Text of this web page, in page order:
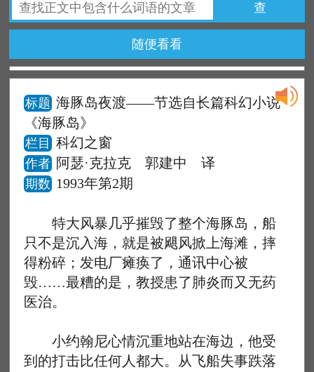
查
随便看看
标题 海豚岛夜渡——节选自长篇科幻小说
《海豚岛》
栏目 科幻之窗
作者 阿瑟·克拉克 郭建中 译
期数 1993年第2期
特大风暴几乎摧毁了整个海豚岛，船
只不是沉入海，就是被飓风掀上海滩，摔
得粉碎；发电厂瘫痪了，通讯中心被
毁……最糟的是，教授患了肺炎而又无药
医治。
小约翰尼心情沉重地站在海边，他受
到的打击比任何人都大。从飞船失事跌落